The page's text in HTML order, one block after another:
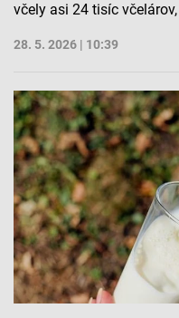
včely asi 24 tisíc
28. 5. 2026 | 10:39